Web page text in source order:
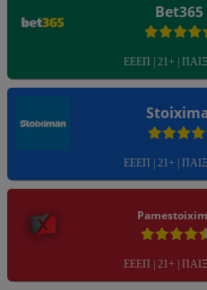
Bet365
ΕΕΕΠ | 21+ |
ΕΕΕΠ | 21+ |
ΕΕΕΠ | 21+ |